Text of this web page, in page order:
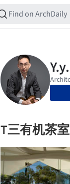
T三有机茶室